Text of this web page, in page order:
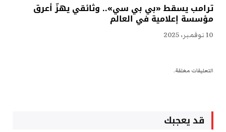
ترامب يسقط «بي بي سي».. وثائقي يهزّ أعرق
مؤسسة إعلامية في العالم
10 نوفمبر، 2025
التعليقات مغلقة.
قد يعجبك